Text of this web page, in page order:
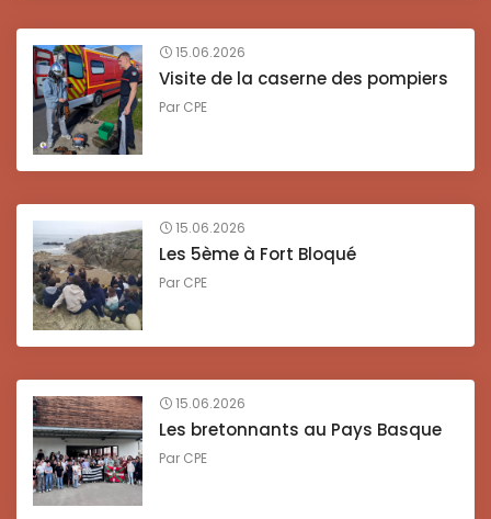
15.06.2026
Visite de la caserne des pompiers
Par CPE
15.06.2026
Les 5ème à Fort Bloqué
Par CPE
15.06.2026
Les bretonnants au Pays Basque
Par CPE